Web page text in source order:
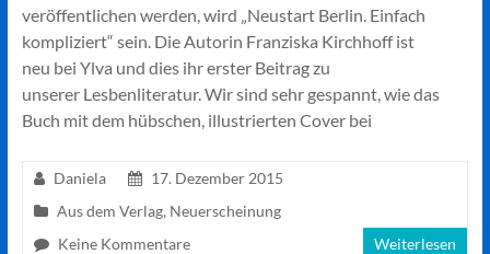
veröffentlichen werden, wird „Neustart Berlin. Einfach
kompliziert“ sein. Die Autorin Franziska Kirchhoff ist
neu bei Ylva und dies ihr erster Beitrag zu
unserer Lesbenliteratur. Wir sind sehr gespannt, wie das
Buch mit dem hübschen, illustrierten Cover bei
Daniela
17. Dezember 2015
Aus dem Verlag, Neuerscheinung
Keine Kommentare
Weiterlesen